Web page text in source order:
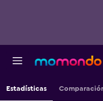
Estadísticas